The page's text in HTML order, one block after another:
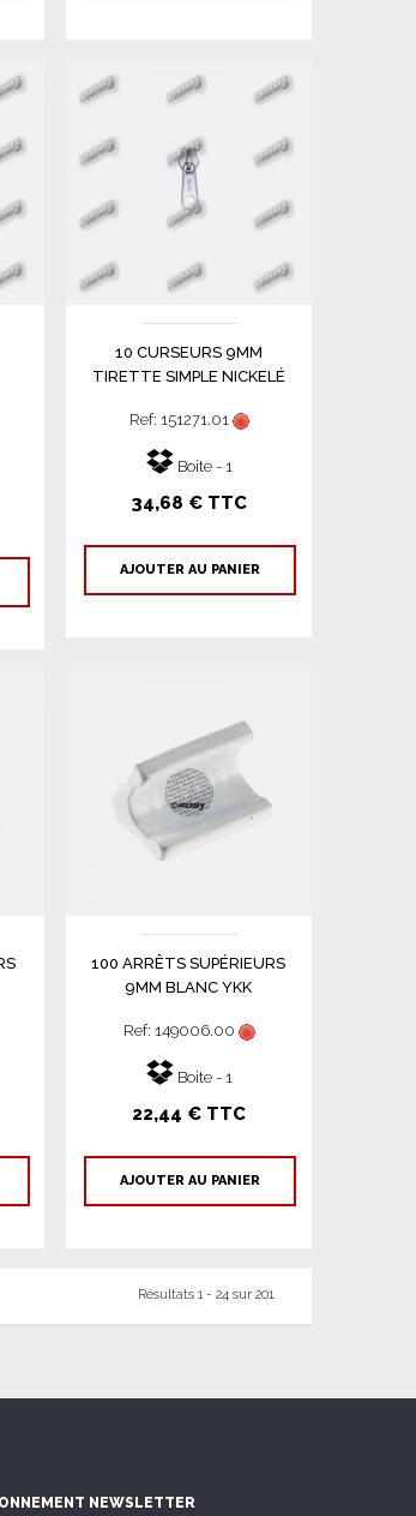
10 CURSEURS 9MM
TIRETTE SIMPLE NICKELÉ
Ref: 151271.01
Boite - 1
34,68 € TTC
AJOUTER AU PANIER
100 ARRÊTS SUPÉRIEURS
9MM BLANC YKK
Ref: 149006.00
Boite - 1
22,44 € TTC
AJOUTER AU PANIER
Résultats 1 - 24 sur 201.
NEWSLETTER